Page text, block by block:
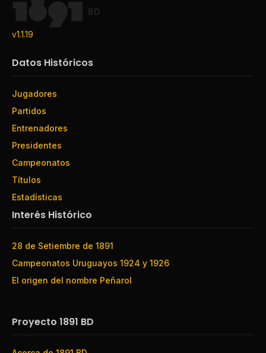
BD
v1.1.19
Datos Históricos
Jugadores
Partidos
Entrenadores
Presidentes
Campeonatos
Títulos
Estadísticas
Interés Histórico
28 de Setiembre de 1891
Campeonatos Uruguayos 1924 y 1926
El origen del nombre Peñarol
Proyecto 1891 BD